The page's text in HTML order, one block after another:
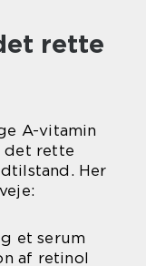
rette
A-vitamin
det rette
Her
et serum
af retinol